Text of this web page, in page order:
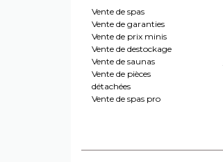
Vente de spas
Vente de garanties
Vente de prix minis
Vente de destockage
Vente de saunas
Vente de pièces
détachées
Vente de spas pro